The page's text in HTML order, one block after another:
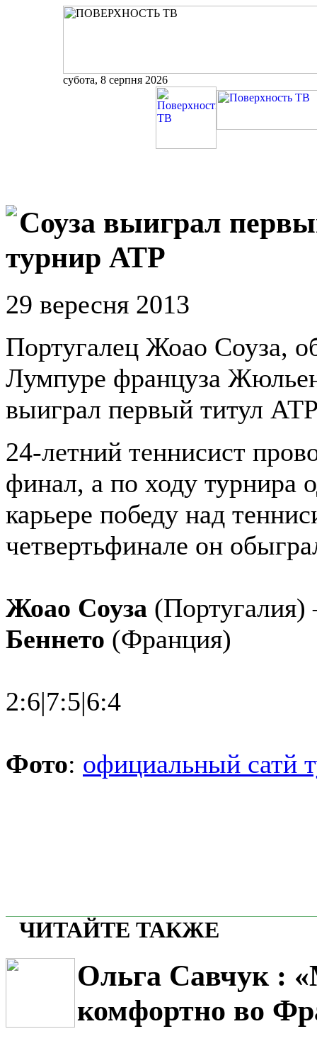
субота, 8 серпня 2026
Соуза выиграл
турнир АТР
29 вересня 2013
Португалец Жоао Соуза,
Лумпуре француза
выиграл первый титул
24-летний теннисист
финал, а по ходу турнира
карьере победу над
четвертьфинале он
Жоао Соуза
Беннето (Франция)
2:6|7:5|6:4
Фото: официальный сатй
ЧИТАЙТЕ ТАКЖЕ
Ольга Савчук :
комфортно во